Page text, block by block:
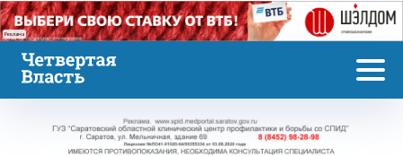
Реклама